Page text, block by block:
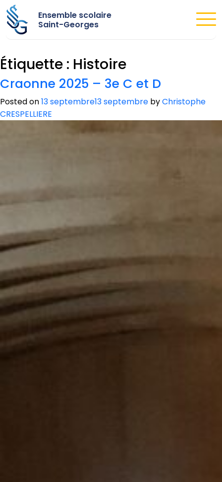
Ensemble scolaire
Saint-Georges
Étiquette : Histoire
Craonne 2025 – 3e C et D
Posted on13 septembre13 septembre byChristophe
CRESPELLIERE